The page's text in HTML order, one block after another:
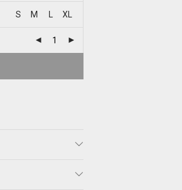
S M XL